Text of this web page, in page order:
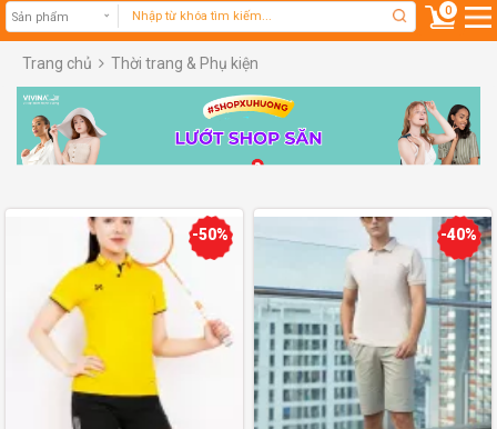
Sản phẩm
0
Trang chủ Thời trang & Phụ kiện
-50% -40%